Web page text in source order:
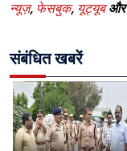
न्यूज़, फेसबुक, यूट्यूब
संबंधित खबरें